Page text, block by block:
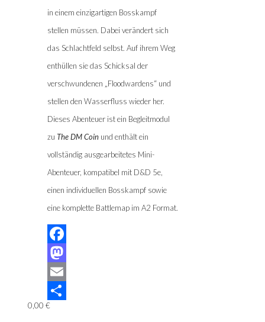
in einem einzigartigen Bosskampf
stellen müssen. Dabei verändert sich
das Schlachtfeld selbst. Auf ihrem Weg
enthüllen sie das Schicksal der
verschwundenen „Floodwardens“ und
stellen den Wasserfluss wieder her.
Dieses Abenteuer ist ein Begleitmodul
zu The DM Coinund enthält ein
vollständig ausgearbeitetes Mini-
Abenteuer, kompatibel mit D&D 5e,
einen individuellen Bosskampf sowie
eine komplette Battlemap im A2 Format.
Facebook
Mastodon
Email
Teilen
0,00 €